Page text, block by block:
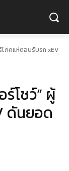
โภคแห่ตอบรับรถ xEV
โชว์” ผู้
ดันยอด